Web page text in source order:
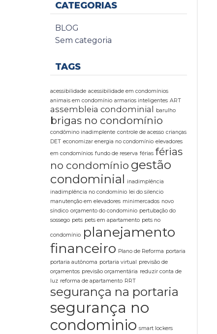
CATEGORIAS
BLOG
Sem categoria
TAGS
acessibilidade acessibilidade em condomínios
animais em condomínio armarios inteligentes ART
assembleia condominial barulho
brigas no condomínio
condômino inadimplente controle de acesso crianças
DET economizar energia no condomínio elevadores
em condomínios fundo de reserva férias férias
no condomínio gestão
condominial inadimplência
inadimplência no condomínio lei do silencio
manutenção em elevadores minimercados novo
síndico orçamento do condominio pertubação do
sossego pets pets em apartamento pets no
condomínio planejamento
financeiro Plano de Reforma portaria
portaria autônoma portaria virtual previsão de
orçamentos previsão orçamentária reduzir conta de
luz reforma de apartamento RRT
segurança na portaria
segurança no
condominio smart lockers